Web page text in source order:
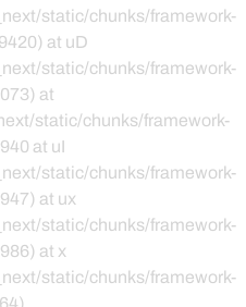
static/chunks/framework-
at uD
static/chunks/framework-
at
static/chunks/framework-
at uI
static/chunks/framework-
at ux
static/chunks/framework-
at x
static/chunks/framework-